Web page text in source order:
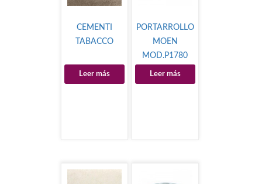
CEMENTI
TABACCO
Leer más
PORTARROLLO
MOEN
MOD.P1780
Leer más